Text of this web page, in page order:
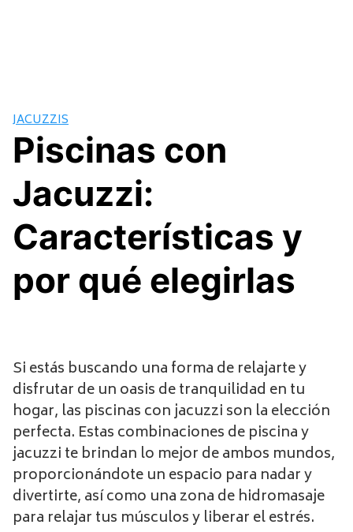
JACUZZIS
Piscinas con
Jacuzzi:
Características y
por qué elegirlas
Si estás buscando una forma de relajarte y
disfrutar de un oasis de tranquilidad en tu
hogar, las piscinas con jacuzzi son la elección
perfecta. Estas combinaciones de piscina y
jacuzzi te brindan lo mejor de ambos mundos,
proporcionándote un espacio para nadar y
divertirte, así como una zona de hidromasaje
para relajar tus músculos y liberar el estrés.